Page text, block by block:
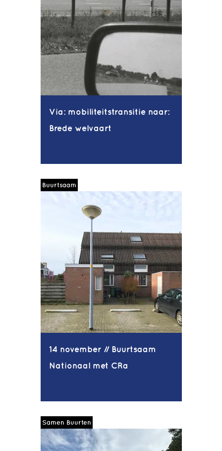
Via: mobiliteitstransitie naar:
Brede welvaart
Buurtsaam
14 november // Buurtsaam
Nationaal met CRa
Samen Buurten